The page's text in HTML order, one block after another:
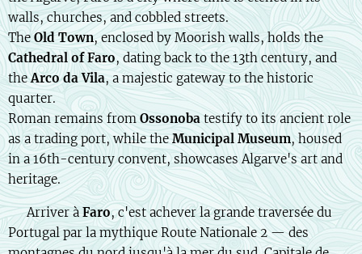
walls, churches, and cobbled streets.
TheOld Town, enclosed by Moorish walls, holds the
Cathedral of Faro, dating back to the 13th century, and
theArco da Vila, a majestic gateway to the historic
quarter.
Roman remains from Ossonoba testify to its ancient role
as a trading port, while theMunicipal Museum, housed
in a 16th-century convent, showcases Algarve's art and
heritage.
🇫🇷 Arriver àFaro, c'est achever la grande traversée du
Portugal par la mythique Route Nationale 2 — des